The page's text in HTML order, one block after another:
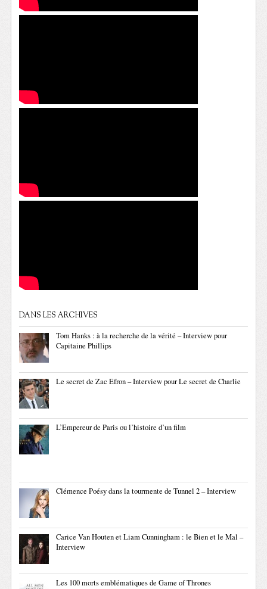
DANS LES ARCHIVES
Tom Hanks : à la recherche de la vérité – Interview pour
Capitaine Phillips
Le secret de Zac Efron – Interview pour Le secret de Charlie
L’Empereur de Paris ou l’histoire d’un film
Clémence Poésy dans la tourmente de Tunnel 2 – Interview
Carice Van Houten et Liam Cunningham : le Bien et le Mal –
Interview
Les 100 morts emblématiques de Game of Thrones